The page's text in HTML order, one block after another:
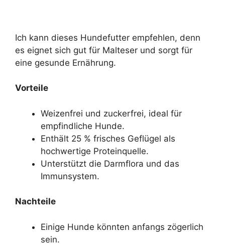
Ich kann dieses Hundefutter empfehlen, denn
es eignet sich gut für Malteser und sorgt für
eine gesunde Ernährung.
Vorteile
Weizenfrei und zuckerfrei, ideal für
empfindliche Hunde.
Enthält 25 % frisches Geflügel als
hochwertige Proteinquelle.
Unterstützt die Darmflora und das
Immunsystem.
Nachteile
Einige Hunde könnten anfangs zögerlich
sein.